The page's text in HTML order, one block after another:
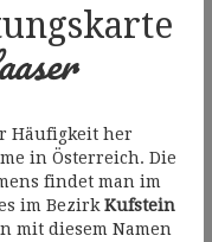
Häufigkeit her
in Österreich. Die
findet man im
im Bezirk Kufstein
mit diesem Namen